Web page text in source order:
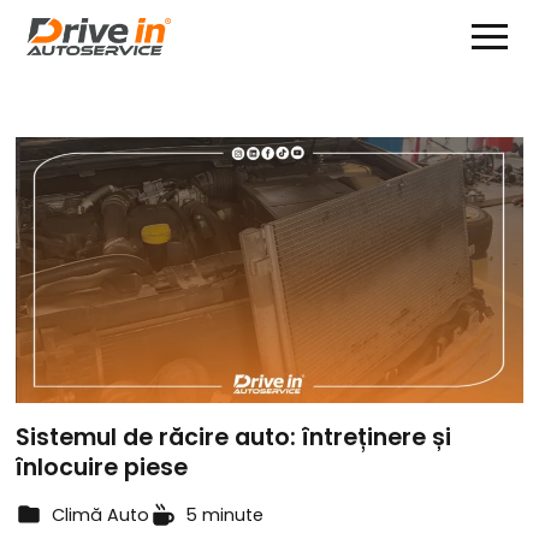
Sistemul de răcire auto: întreținere și
înlocuire piese
Climă Auto
5 minute